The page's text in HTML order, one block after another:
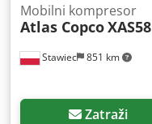
Stawiec 851 km
Mobilni kompresor
Atlas CopcoXAS58
Zatraži